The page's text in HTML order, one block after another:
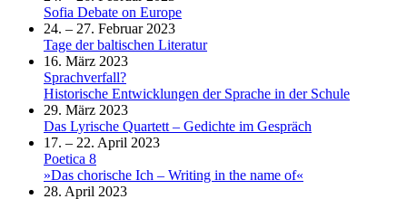
Sofia Debate on Europe
24. – 27. Februar 2023
Tage der baltischen Literatur
16. März 2023
Sprachverfall?
Historische Entwicklungen der Sprache in der Schule
29. März 2023
Das Lyrische Quartett – Gedichte im Gespräch
17. – 22. April 2023
Poetica 8
»Das chorische Ich – Writing in the name of«
28. April 2023